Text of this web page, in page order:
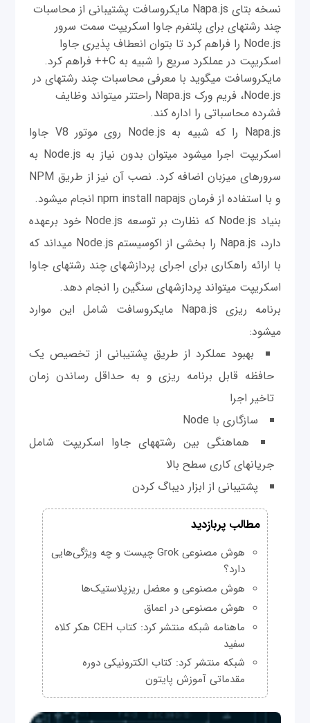
نسخه بتای Napa.js مایکروسافت پشتیبانی از محاسبات
چند رشته‎ای برای پلتفرم جاوا اسکریپت سمت سرور
Node.js را فراهم کرد تا بتوان انعطاف پذیری جاوا
اسکریپت در عملکرد سریع را شبیه به C++ فراهم کرد.
مایکروسافت می‎گوید با معرفی محاسبات چند رشته‎ای در
Node.js، فریم ورک Napa.js راحت‎تر می‎تواند وظایف
فشرده محاسباتی را اداره کند.
Napa.js را که شبیه به Node.js روی موتور V8 جاوا
اسکریپت اجرا می‎شود می‎توان بدون نیاز به Node.js به
سرورهای میزبان اضافه کرد. نصب آن نیز از طریق NPM
و با استفاده از فرمان npm install napajs انجام می‎شود.
بنیاد Node.js که نظارت بر توسعه Node.js خود برعهده
دارد، Napa.js را بخشی از اکوسیستم Node.js می‎داند که
با ارائه راهکاری برای اجرای پردازش‎های چند رشته‎ای جاوا
اسکریپت می‎تواند پردازش‎های سنگین را انجام دهد.
برنامه ریزی Napa.js مایکروسافت شامل این موارد
می‎شود:
بهبود عملکرد از طریق پشتیبانی از تخصیص یک
حافظه قابل برنامه ریزی و به حداقل رساندن زمان
تاخیر اجرا
سازگاری با Node
هماهنگی بین رشته‎های جاوا اسکریپت شامل
جریان‎های کاری سطح بالا
پشتیبانی از ابزار دیباگ کردن
مطالب پربازدید
هوش مصنوعی Grok چیست و چه ویژگی‌هایی
دارد؟
هوش مصنوعی و معضل ریزپلاستیک‌ها
هوش مصنوعی در اعماق
ماهنامه شبکه منتشر کرد: کتاب CEH هکر کلاه
سفید
شبکه منتشر کرد: کتاب الکترونیکی دوره
مقدماتی آموزش پایتون